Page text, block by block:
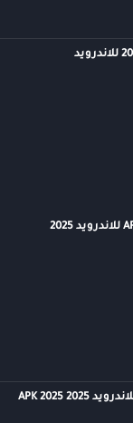
تنزيل برنامج Microsoft Teams مهكر APK للاندرويد 2025
تنزيل لعبه Farm Heroes Saga مهكرة للاندرويد APK 2025 2025